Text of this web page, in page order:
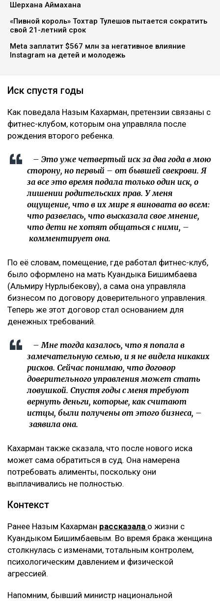
Шерхана Аймахана
«Пивной король» Тохтар Тулешов пытается сократить
свой 21-летний срок
Meta заплатит $567 млн за негативное влияние
Instagram на детей и молодежь
Иск спустя годы
Как поведала Назым Кахарман, претензии связаны с
фитнес-клубом, которым она управляла после
рождения второго ребенка.
– Это уже четвертый иск за два года в мою
сторону, но первый – от бывшей свекрови. Я
за все это время подала только один иск, о
лишении родительских прав. У меня
ощущение, что в их мире я виновата во всем:
что развелась, что высказала свое мнение,
что дети не хотят общаться с ними, –
комментирует она.
По её словам, помещение, где работал фитнес-клуб,
было оформлено на мать Куандыка Бишимбаева
(Альмиру Нурлыбекову), а сама она управляла
бизнесом по договору доверительного управления.
Теперь же этот договор стал основанием для
денежных требований.
– Мне тогда казалось, что я попала в
замечательную семью, и я не видела никаких
рисков. Сейчас понимаю, что договор
доверительного управления может стать
ловушкой. Спустя годы с меня требуют
вернуть деньги, которые, как считают
истцы, были получены от этого бизнеса, –
заявила она.
Кахарман также сказала, что после нового иска
может сама обратиться в суд. Она намерена
потребовать алименты, поскольку они
выплачивались не полностью.
Контекст
Ранее Назым Кахарман рассказала о жизни с
Куандыком Бишимбаевым. Во время брака женщина
столкнулась с изменами, тотальным контролем,
психологическим давлением и физической
агрессией.
Напомним, бывший министр национальной